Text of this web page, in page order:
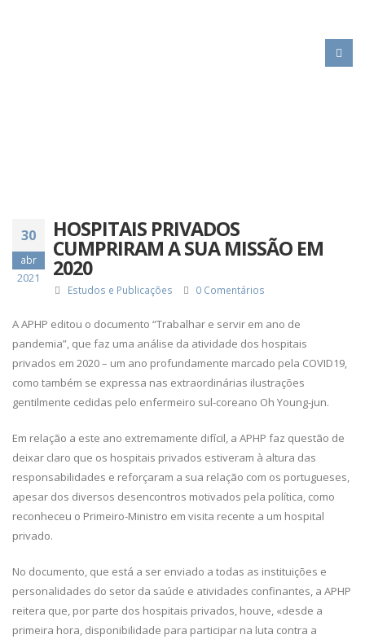
30
abr
2021
HOSPITAIS PRIVADOS
CUMPRIRAM A SUA MISSÃO EM
2020
Estudos e Publicações 0 Comentários
A APHP editou o documento “Trabalhar e servir em ano de
pandemia”, que faz uma análise da atividade dos hospitais
privados em 2020 – um ano profundamente marcado pela COVID19,
como também se expressa nas extraordinárias ilustrações
gentilmente cedidas pelo enfermeiro sul-coreano Oh Young-jun.
Em relação a este ano extremamente difícil, a APHP faz questão de
deixar claro que os hospitais privados estiveram à altura das
responsabilidades e reforçaram a sua relação com os portugueses,
apesar dos diversos desencontros motivados pela política, como
reconheceu o Primeiro-Ministro em visita recente a um hospital
privado.
No documento, que está a ser enviado a todas as instituições e
personalidades do setor da saúde e atividades confinantes, a APHP
reitera que, por parte dos hospitais privados, houve, «desde a
primeira hora, disponibilidade para participar na luta contra a